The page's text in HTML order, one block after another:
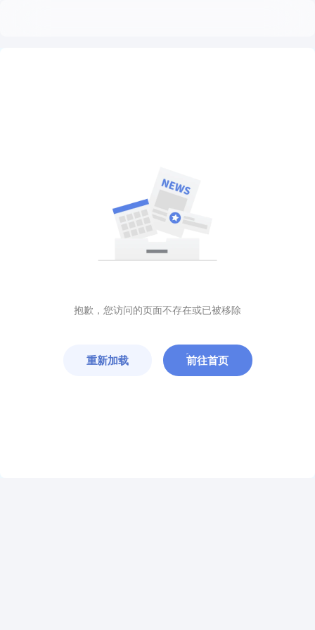
抱歉，您访问的页面不存在或已被移除
重新加载 前往首页